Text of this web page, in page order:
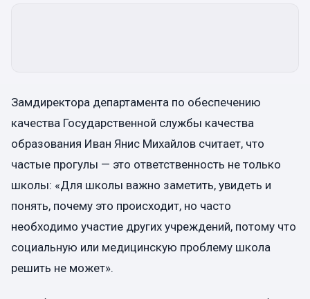
Замдиректора департамента по обеспечению
качества Государственной службы качества
образования Иван Янис Михайлов считает, что
частые прогулы — это ответственность не только
школы: «Для школы важно заметить, увидеть и
понять, почему это происходит, но часто
необходимо участие других учреждений, потому что
социальную или медицинскую проблему школа
решить не может».